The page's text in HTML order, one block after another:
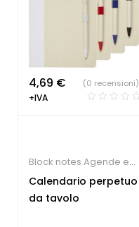
4,69 €
+IVA
(0 recensioni)
Block notes Agende e
Calendari ecologici,
Calendari
Calendario perpetuo
da tavolo